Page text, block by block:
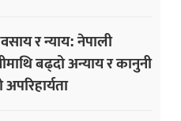
र न्याय: नेपाली
बढ्दो अन्याय र कानुनी